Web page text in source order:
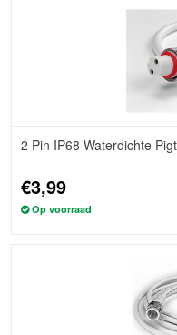
2 Pin IP68 Waterdichte
€3,99
Op voorraad